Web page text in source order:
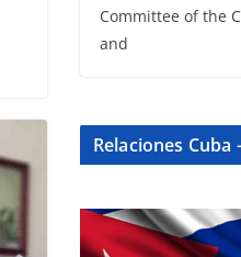
Committee of the
and
Relaciones Cuba